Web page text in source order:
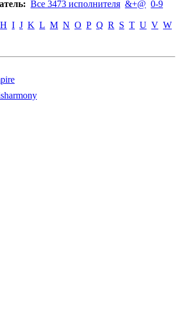
Все 3473 исполнителя &+@ 0-9
H I J K L M N O P Q R S T U V W